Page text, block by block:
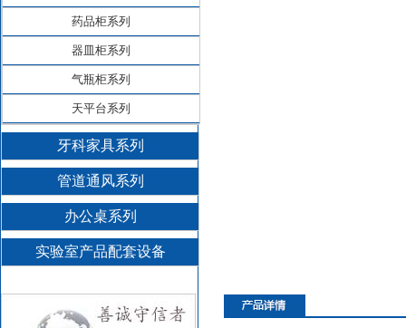
药品柜系列
器皿柜系列
气瓶柜系列
天平台系列
牙科家具系列
管道通风系列
办公桌系列
实验室产品配套设备